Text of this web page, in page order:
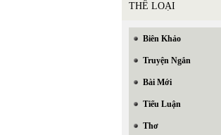
THỂ LOẠI
Biên Khảo
Truyện Ngắn
Bài Mới
Tiểu Luận
Thơ